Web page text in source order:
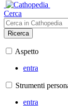
Cerca
Ricerca
Aspetto
entra
Strumenti
entra